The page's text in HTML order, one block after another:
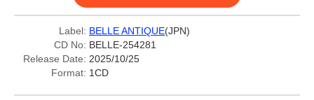
Label: BELLE ANTIQUE(JPN)
CD No: BELLE-254281
Release Date: 2025/10/25
Format: 1CD